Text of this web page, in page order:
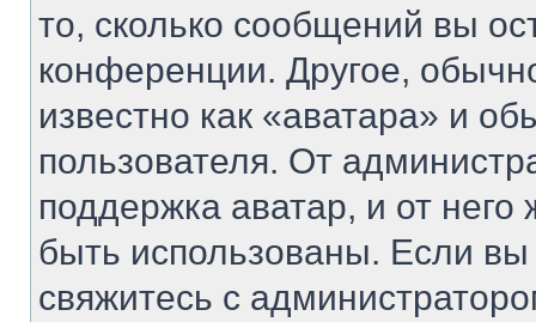
то, сколько сообщений вы
конференции. Другое,
известно как «аватара» и
пользователя. От
поддержка аватар, и от него
быть использованы. Если
свяжитесь с